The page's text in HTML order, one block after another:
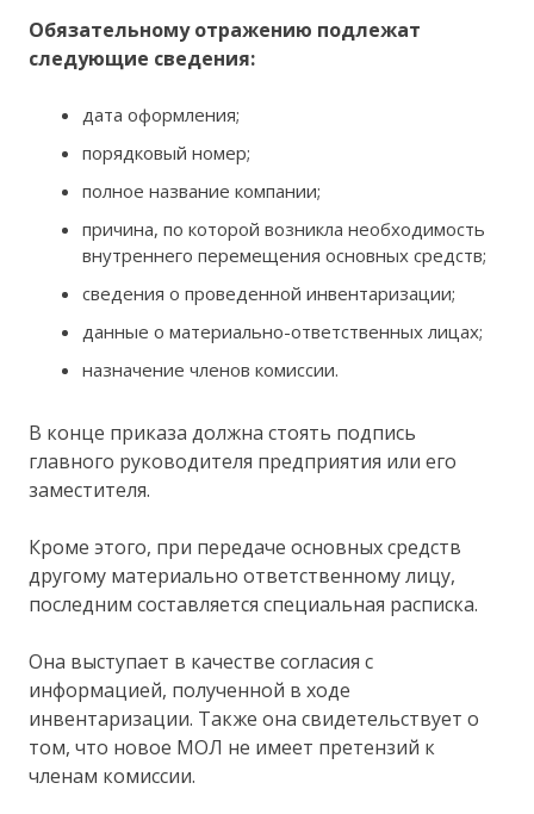
Обязательному отражению подлежат
следующие сведения:
дата оформления;
порядковый номер;
полное название компании;
причина, по которой возникла необходимость
внутреннего перемещения основных средств;
сведения о проведенной инвентаризации;
данные о материально-ответственных лицах;
назначение членов комиссии.
В конце приказа должна стоять подпись
главного руководителя предприятия или его
заместителя.
Кроме этого, при передаче основных средств
другому материально ответственному лицу,
последним составляется специальная расписка.
Она выступает в качестве согласия с
информацией, полученной в ходе
инвентаризации. Также она свидетельствует о
том, что новое МОЛ не имеет претензий к
членам комиссии.